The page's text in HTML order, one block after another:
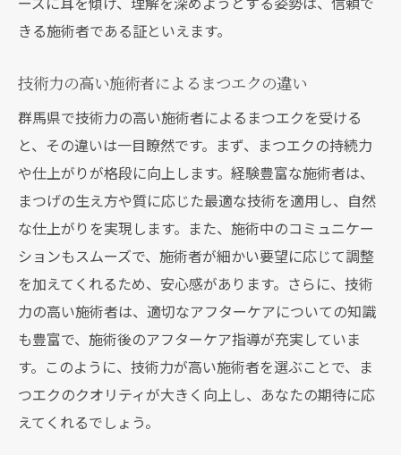
きる施術者である証といえます。
技術力の高い施術者によるまつエクの違い
群馬県で技術力の高い施術者によるまつエクを受ける
と、その違いは一目瞭然です。まず、まつエクの持続力
や仕上がりが格段に向上します。経験豊富な施術者は、
まつげの生え方や質に応じた最適な技術を適用し、自然
な仕上がりを実現します。また、施術中のコミュニケー
ションもスムーズで、施術者が細かい要望に応じて調整
を加えてくれるため、安心感があります。さらに、技術
力の高い施術者は、適切なアフターケアについての知識
も豊富で、施術後のアフターケア指導が充実していま
す。このように、技術力が高い施術者を選ぶことで、ま
つエクのクオリティが大きく向上し、あなたの期待に応
えてくれるでしょう。